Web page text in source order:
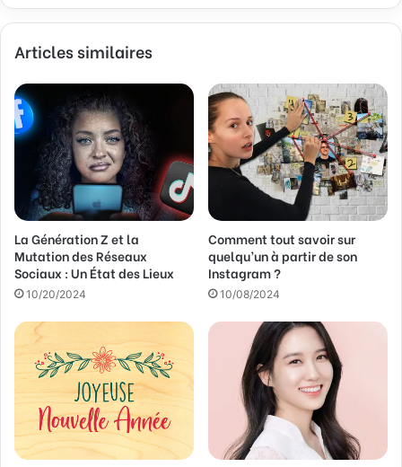
z
o
r
e
a
d
s
e
E
m
a
l
Articles similaires
La Génération Z et la
Mutation des Réseaux
Sociaux : Un État des Lieux
10/20/2024
Comment tout savoir sur
quelqu’un à partir de son
Instagram ?
10/08/2024